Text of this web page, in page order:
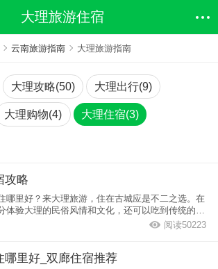
大理旅游住宿
云南旅游指南 大理旅游指南
大理攻略(50) 大理出行(9)
大理购物(4) 大理住宿(3)
攻略
哪里好？来大理旅游，住在古城应是不二之选。在
体验大理的民俗风情和文化，还可以吃到传统的白
阅读50223
哪里好_双廊住宿推荐